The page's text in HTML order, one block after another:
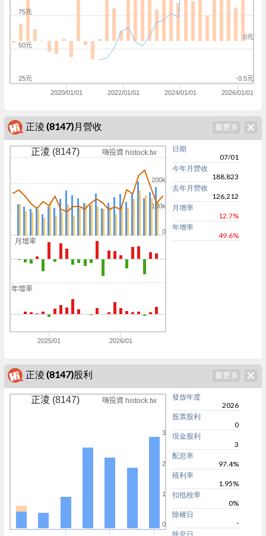
2020/01/01 2022/01/01 2024/01/01 2026/01/01
-0.5元
0元
25元
50元
75元
正淩 (8147)月營收
月增率
年增率
正淩 (8147) 嗨投資 histock.tw
2025/01 2026/01
0
100k
200k
日期
07/01
今年月營收
188,823
去年月營收
126,212
月增率
12.7%
年增率
49.6%
正淩 (8147)股利
正淩 (8147) 嗨投資 histock.tw
0
1
2
3
發放年度
2026
股票股利
0
現金股利
3
配息率
97.4%
殖利率
1.95%
扣抵稅率
0%
除權日
-
除息日